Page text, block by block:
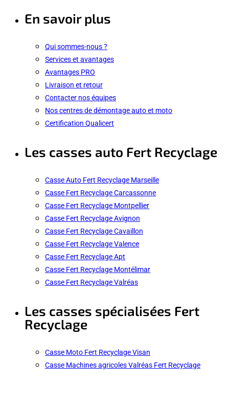
En savoir plus
Qui sommes-nous ?
Services et avantages
Avantages PRO
Livraison et retour
Contacter nos équipes
Nos centres de démontage auto et moto
Certification Qualicert
Les casses auto Fert Recyclage
Casse Auto Fert Recyclage Marseille
Casse Fert Recyclage Carcassonne
Casse Fert Recyclage Montpellier
Casse Fert Recyclage Avignon
Casse Fert Recyclage Cavaillon
Casse Fert Recyclage Valence
Casse Fert Recyclage Apt
Casse Fert Recyclage Montélimar
Casse Fert Recyclage Valréas
Les casses spécialisées Fert
Recyclage
Casse Moto Fert Recyclage Visan
Casse Machines agricoles Valréas Fert Recyclage